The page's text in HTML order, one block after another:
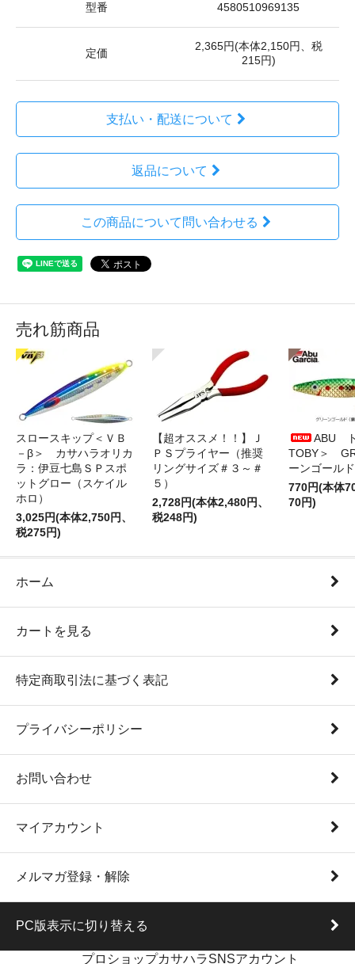
型番 4580510969135
定価
2,365円(本体2,150円、税
215円)
支払い・配送について
返品について
この商品について問い合わせる
売れ筋商品
スロースキップ＜ＶＢ
－β＞ カサハラオリカ
ラ：伊豆七島ＳＰスポ
ットグロー（スケイル
ホロ）
3,025円(本体2,750円、
税275円)
【超オススメ！！】Ｊ
ＰＳプライヤー（推奨
リングサイズ＃３～＃
５）
2,728円(本体2,480円、
税248円)
ABU
TOBY＞
ーンゴールド
770円(本体
70円)
ホーム
カートを見る
特定商取引法に基づく表記
プライバシーポリシー
お問い合わせ
マイアカウント
メルマガ登録・解除
PC版表示に切り替える
プロショップカサハラSNSアカウント